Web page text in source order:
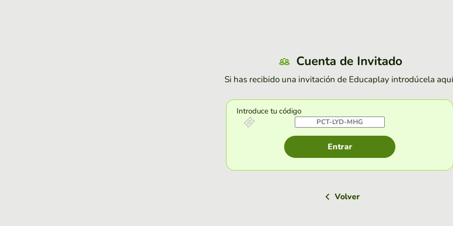
Cuenta de Invitado
Si has recibido una invitación de Educaplay introdúcela
Introduce tu código
Entrar
Volver